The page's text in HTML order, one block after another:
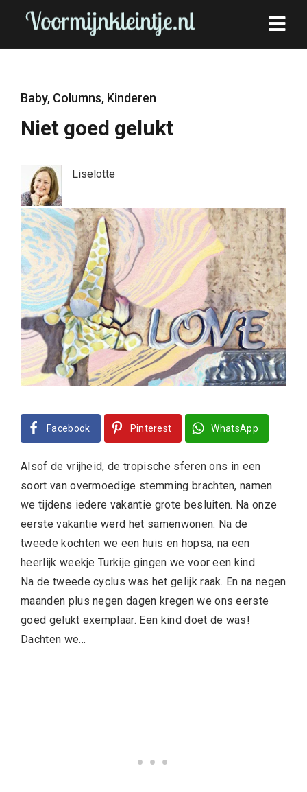
Baby, Columns, Kinderen
Niet goed gelukt
Liselotte
Facebook Pinterest WhatsApp
Alsof de vrijheid, de tropische sferen ons in een
soort van overmoedige stemming brachten, namen
we tijdens iedere vakantie grote besluiten. Na onze
eerste vakantie werd het samenwonen. Na de
tweede kochten we een huis en hopsa, na een
heerlijk weekje Turkije gingen we voor een kind.
Na de tweede cyclus was het gelijk raak. En na negen
maanden plus negen dagen kregen we ons eerste
goed gelukt exemplaar. Een kind doet de was!
Dachten we…